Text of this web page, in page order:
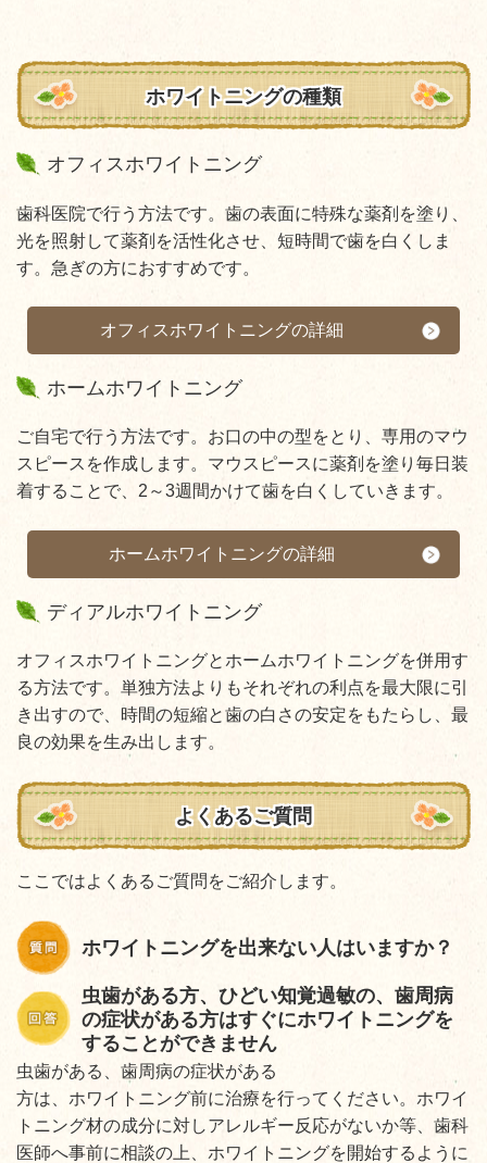
ホワイトニングの種類
オフィスホワイトニング
歯科医院で行う方法です。歯の表面に特殊な薬剤を塗り、
光を照射して薬剤を活性化させ、短時間で歯を白くしま
す。急ぎの方におすすめです。
オフィスホワイトニングの詳細
ホームホワイトニング
ご自宅で行う方法です。お口の中の型をとり、専用のマウ
スピースを作成します。マウスピースに薬剤を塗り毎日装
着することで、2～3週間かけて歯を白くしていきます。
ホームホワイトニングの詳細
ディアルホワイトニング
オフィスホワイトニングとホームホワイトニングを併用す
る方法です。単独方法よりもそれぞれの利点を最大限に引
き出すので、時間の短縮と歯の白さの安定をもたらし、最
良の効果を生み出します。
よくあるご質問
ここではよくあるご質問をご紹介します。
ホワイトニングを出来ない人はいますか？
虫歯がある方、ひどい知覚過敏の、歯周病
の症状がある方はすぐにホワイトニングを
することができません
虫歯がある、歯周病の症状がある
方は、ホワイトニング前に治療を行ってください。ホワイ
トニング材の成分に対しアレルギー反応がないか等、歯科
医師へ事前に相談の上、ホワイトニングを開始するように